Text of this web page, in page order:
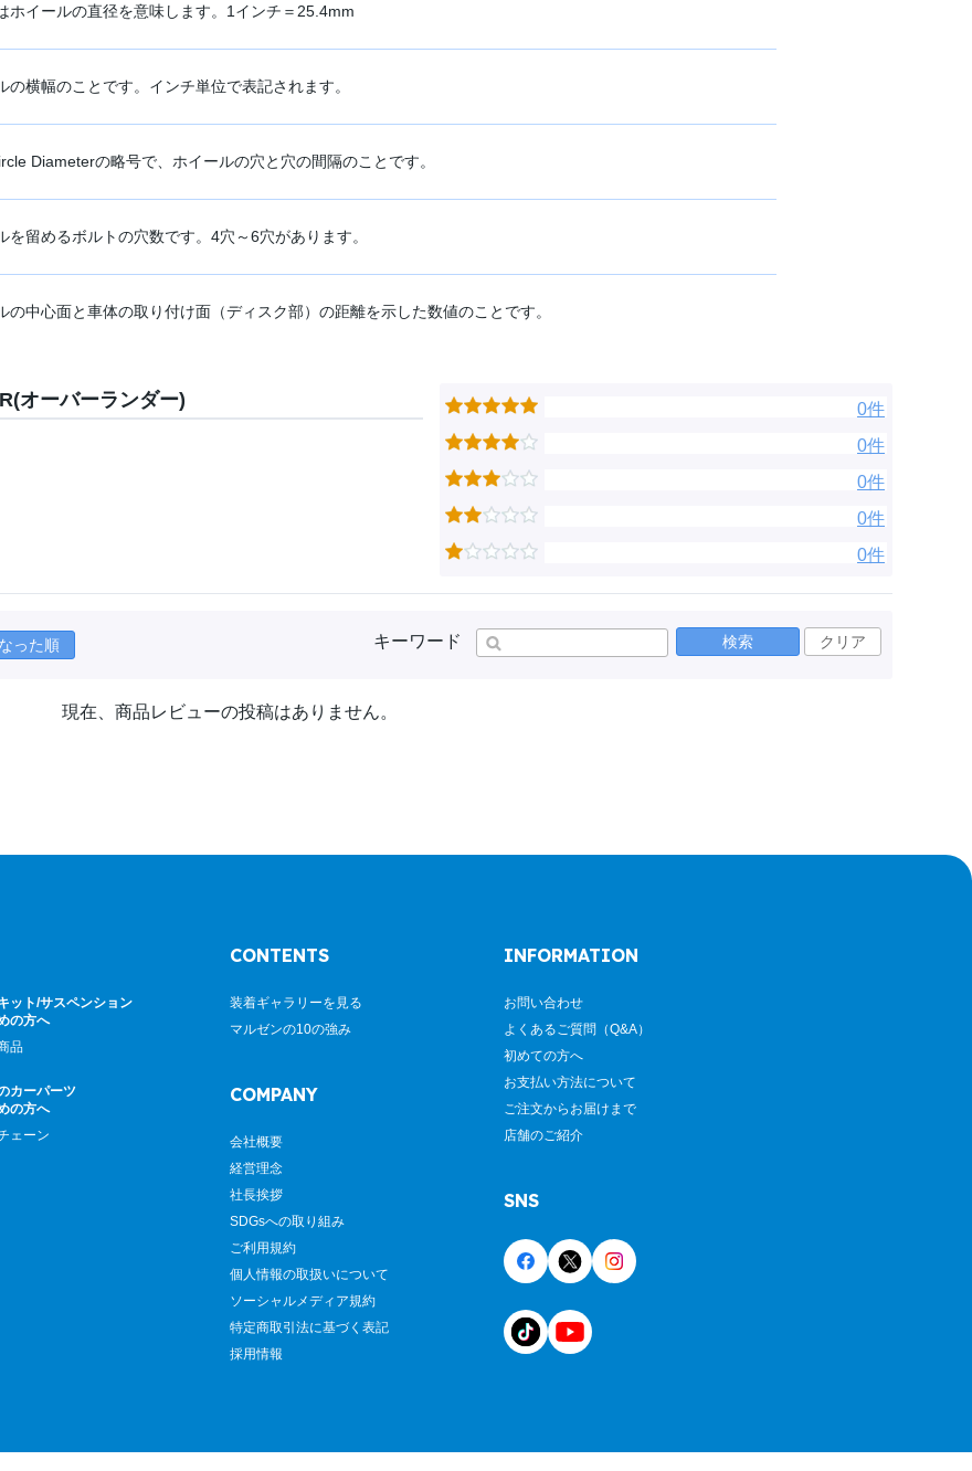
ホイールの直径を意味します。1インチ＝25.4mm
の横幅のことです。インチ単位で表記されます。
Diameterの略号で、ホイールの穴と穴の間隔のことです。
を留めるボルトの穴数です。4穴～6穴があります。
の中心面と車体の取り付け面（ディスク部）の距離を示した数値のことです。
オーバーランダー)
0件
0件
0件
0件
0件
った順 キーワード 検索 クリア
現在、商品レビューの投稿はありません。
ット/サスペンション
の方へ
品
カーパーツ
の方へ
ェーン
CONTENTS
装着ギャラリーを見る
マルゼンの10の強み
COMPANY
会社概要
経営理念
社長挨拶
SDGsへの取り組み
ご利用規約
個人情報の取扱いについて
ソーシャルメディア規約
特定商取引法に基づく表記
採用情報
INFORMATION
お問い合わせ
よくあるご質問（Q&A）
初めての方へ
お支払い方法について
ご注文からお届けまで
店舗のご紹介
SNS